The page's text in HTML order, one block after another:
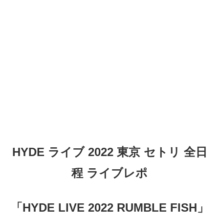
HYDE ライブ 2022 東京 セトリ 全日
程 ライブレポ
「HYDE LIVE 2022 RUMBLE FISH」